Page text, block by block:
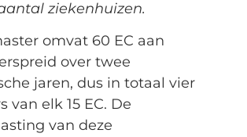
ziekenhuizen.
omvat 60 EC aan
over twee
jaren, dus in totaal vier
van elk 15 EC. De
van deze